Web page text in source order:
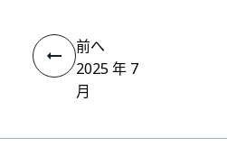
前へ
2025 年 7
月